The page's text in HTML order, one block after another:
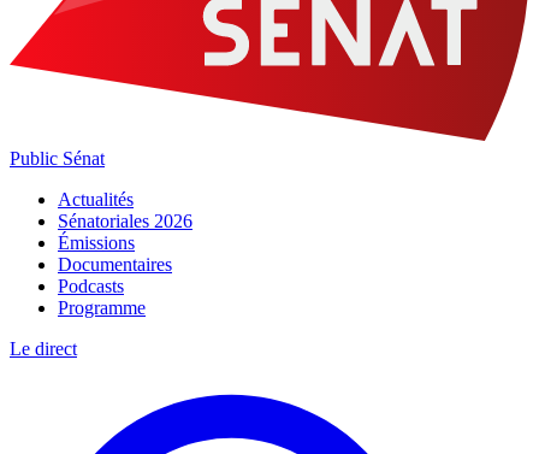
Public Sénat
Actualités
Sénatoriales 2026
Émissions
Documentaires
Podcasts
Programme
Le direct